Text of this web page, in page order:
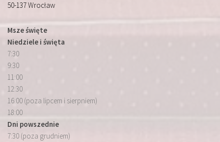
50-137 Wrocław
Msze święte
Niedziele i święta
7:30
9:30
11:00
12:30
16:00 (poza lipcem i sierpniem)
18:00
Dni powszednie
7:30 (poza grudniem)